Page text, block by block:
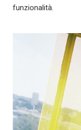
funzionalità.